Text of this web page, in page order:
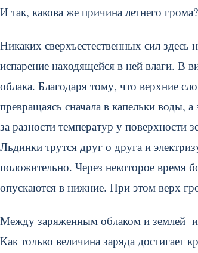
И так, какова же причина летнего грома?
Никаких сверхъестественных сил
испарение находящейся в ней влаги. В
облака. Благодаря тому, что верхние
превращаясь сначала в капельки воды,
за разности температур у поверхности
Льдинки трутся друг о друга и
положительно. Через некоторое время
опускаются в нижние. При этом верх
Между заряженным облаком и землей
Как только величина заряда